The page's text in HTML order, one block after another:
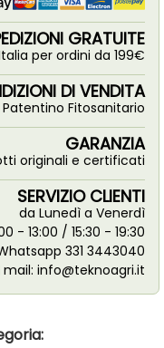
GRATUITE
per ordini da 199€
DI VENDITA
Fitosanitario
GARANZIA
originali e certificati
SERVIZIO CLIENTI
da Lunedì a Venerdì
- 13:00 / 15:30 - 19:30
331 3443040
mail: info@teknoagri.it